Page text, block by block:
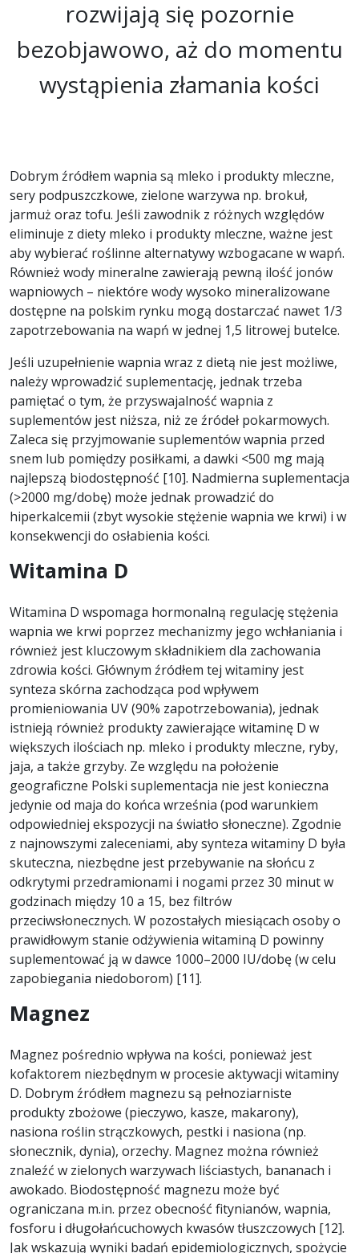
rozwijają się pozornie
bezobjawowo, aż do momentu
wystąpienia złamania kości
Dobrym źródłem wapnia są mleko i produkty mleczne,
sery podpuszczkowe, zielone warzywa np. brokuł,
jarmuż oraz tofu. Jeśli zawodnik z różnych względów
eliminuje z diety mleko i produkty mleczne, ważne jest
aby wybierać roślinne alternatywy wzbogacane w wapń.
Również wody mineralne zawierają pewną ilość jonów
wapniowych – niektóre wody wysoko mineralizowane
dostępne na polskim rynku mogą dostarczać nawet 1/3
zapotrzebowania na wapń w jednej 1,5 litrowej butelce.
Jeśli uzupełnienie wapnia wraz z dietą nie jest możliwe,
należy wprowadzić suplementację, jednak trzeba
pamiętać o tym, że przyswajalność wapnia z
suplementów jest niższa, niż ze źródeł pokarmowych.
Zaleca się przyjmowanie suplementów wapnia przed
snem lub pomiędzy posiłkami, a dawki <500 mg mają
najlepszą biodostępność [10]. Nadmierna suplementacja
(>2000 mg/dobę) może jednak prowadzić do
hiperkalcemii (zbyt wysokie stężenie wapnia we krwi) i w
konsekwencji do osłabienia kości.
Witamina D
Witamina D wspomaga hormonalną regulację stężenia
wapnia we krwi poprzez mechanizmy jego wchłaniania i
również jest kluczowym składnikiem dla zachowania
zdrowia kości. Głównym źródłem tej witaminy jest
synteza skórna zachodząca pod wpływem
promieniowania UV (90% zapotrzebowania), jednak
istnieją również produkty zawierające witaminę D w
większych ilościach np. mleko i produkty mleczne, ryby,
jaja, a także grzyby. Ze względu na położenie
geograficzne Polski suplementacja nie jest konieczna
jedynie od maja do końca września (pod warunkiem
odpowiedniej ekspozycji na światło słoneczne). Zgodnie
z najnowszymi zaleceniami, aby synteza witaminy D była
skuteczna, niezbędne jest przebywanie na słońcu z
odkrytymi przedramionami i nogami przez 30 minut w
godzinach między 10 a 15, bez filtrów
przeciwsłonecznych. W pozostałych miesiącach osoby o
prawidłowym stanie odżywienia witaminą D powinny
suplementować ją w dawce 1000–2000 IU/dobę (w celu
zapobiegania niedoborom) [11].
Magnez
Magnez pośrednio wpływa na kości, ponieważ jest
kofaktorem niezbędnym w procesie aktywacji witaminy
D. Dobrym źródłem magnezu są pełnoziarniste
produkty zbożowe (pieczywo, kasze, makarony),
nasiona roślin strączkowych, pestki i nasiona (np.
słonecznik, dynia), orzechy. Magnez można również
znaleźć w zielonych warzywach liściastych, bananach i
awokado. Biodostępność magnezu może być
ograniczana m.in. przez obecność fitynianów, wapnia,
fosforu i długołańcuchowych kwasów tłuszczowych [12].
Jak wskazują wyniki badań epidemiologicznych, spożycie